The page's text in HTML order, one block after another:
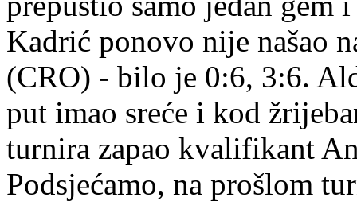
Kadrić ponovo nije našao
(CRO) - bilo je 0:6, 3:6.
put imao sreće i kod
turnira zapao kvalifikant
Podsjećamo, na prošlom